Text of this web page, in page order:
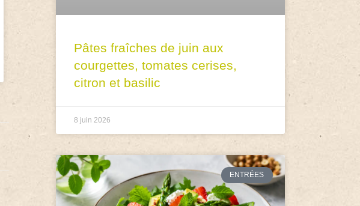
Pâtes fraîches de juin aux
courgettes, tomates cerises,
citron et basilic
8 juin 2026
ENTRÉES